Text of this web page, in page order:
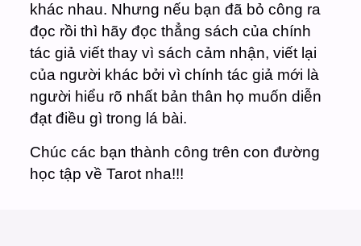
khác nhau. Nhưng nếu bạn đã bỏ công ra
đọc rồi thì hãy đọc thẳng sách của chính
tác giả viết thay vì sách cảm nhận, viết lại
của người khác bởi vì chính tác giả mới là
người hiểu rõ nhất bản thân họ muốn diễn
đạt điều gì trong lá bài.
Chúc các bạn thành công trên con đường
học tập về Tarot nha!!!